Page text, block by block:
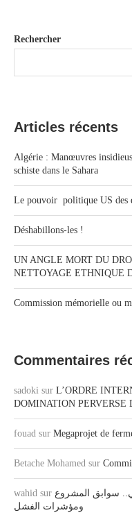
Rechercher
Articles récents
Algérie : Manœuvres
schiste dans le Sahara
Le pouvoir politique US des
Déshabillons-les !
UN ANGLE MORT DU
NETTOYAGE ETHNIQUE
Commission mémorielle ou
Commentaires
sadoki sur L’ORDRE
DOMINATION PERVERSE
fouad sur Megaprojet de
Betache Mohamed sur
wahid sur سوابق المشروع
ومؤشرات الفشل